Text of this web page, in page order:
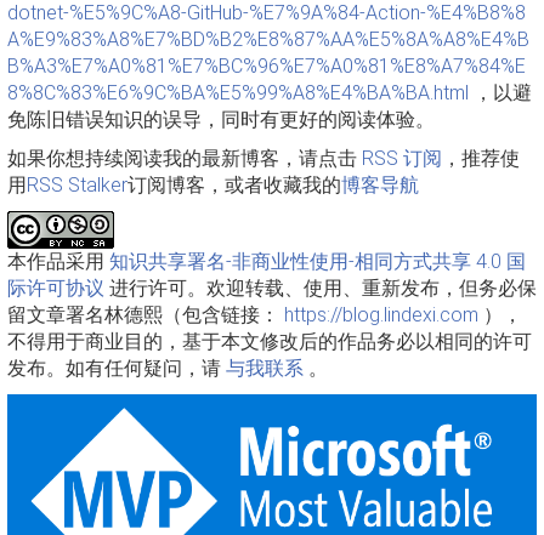
dotnet-%E5%9C%A8-GitHub-%E7%9A%84-Action-%E4%B8%8
A%E9%83%A8%E7%BD%B2%E8%87%AA%E5%8A%A8%E4%B
B%A3%E7%A0%81%E7%BC%96%E7%A0%81%E8%A7%84%E
8%8C%83%E6%9C%BA%E5%99%A8%E4%BA%BA.html ，以避
免陈旧错误知识的误导，同时有更好的阅读体验。
如果你想持续阅读我的最新博客，请点击 RSS 订阅 ，推荐使
用RSS Stalker订阅博客，或者收藏我的博客导航
本作品采用 知识共享署名-非商业性使用-相同方式共享 4.0 国
际许可协议 进行许可。欢迎转载、使用、重新发布，但务必保
留文章署名林德熙（包含链接： https://blog.lindexi.com ），
不得用于商业目的，基于本文修改后的作品务必以相同的许可
发布。如有任何疑问，请 与我联系 。